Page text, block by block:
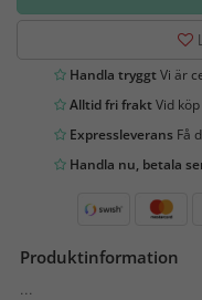
Handla tryggtVi är
Alltid fri fraktVid
Expressleverans Få
Handla nu, betala
Produktinformation
...